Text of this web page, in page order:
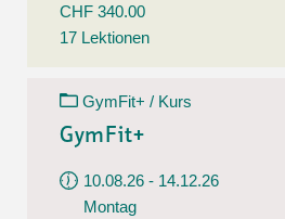
CHF 340.00
17 Lektionen
GymFit+ / Kurs
GymFit+
10.08.26 - 14.12.26
Montag